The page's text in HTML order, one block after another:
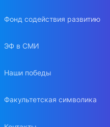
Фонд содействия развитию
ЭФ в СМИ
Наши победы
Факультетская символика